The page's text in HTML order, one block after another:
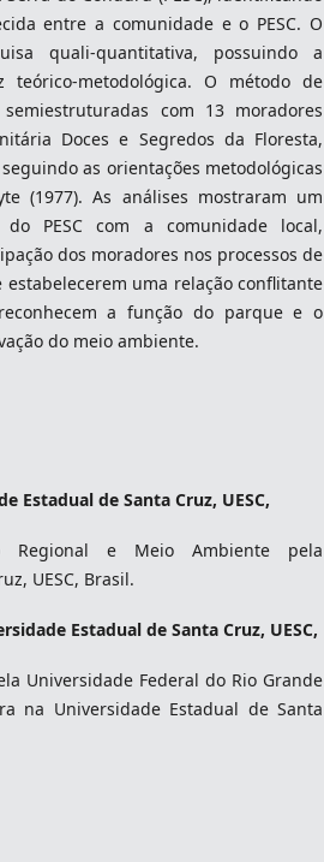
entre a comunidade e o PESC. O
quali-quantitativa, possuindo a
teórico-metodológica. O método de
com 13 moradores
Doces e Segredos da Floresta,
as orientações metodológicas
(1977). As análises mostraram um
PESC com a comunidade local,
dos moradores nos processos de
estabelecerem uma relação conflitante
a função do parque e o
do meio ambiente.
Estadual de Santa Cruz, UESC,
Regional e Meio Ambiente pela
UESC, Brasil.
Estadual de Santa Cruz, UESC,
Universidade Federal do Rio Grande
na Universidade Estadual de Santa